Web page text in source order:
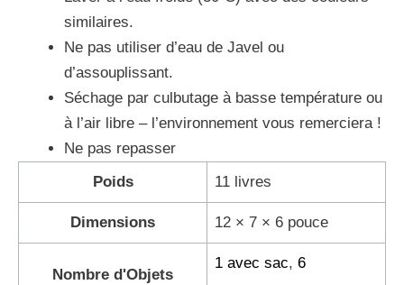
similaires.
Ne pas utiliser d’eau de Javel ou
d’assouplissant.
Séchage par culbutage à basse température ou
à l’air libre – l’environnement vous remerciera !
Ne pas repasser
Poids
11 livres
Dimensions 12 × 7 × 6 pouce
Nombre d'Objets
1 avec sac, 6